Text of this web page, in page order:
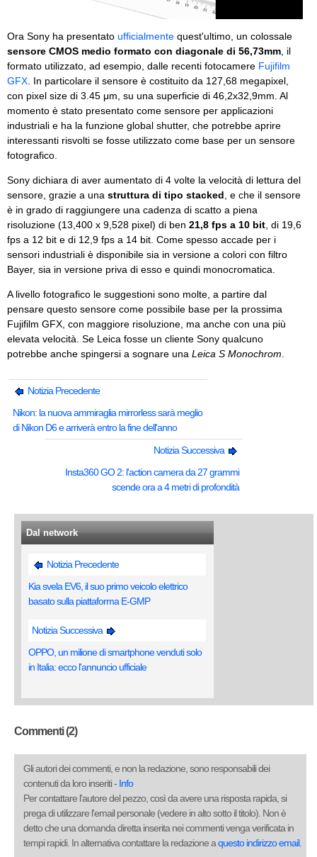
Ora Sony ha presentato ufficialmente quest'ultimo, un colossale
sensore CMOS medio formato con diagonale di 56,73mm , il
formato utilizzato, ad esempio, dalle recenti fotocamere Fujifilm
GFX . In particolare il sensore è costituito da 127,68 megapixel,
con pixel size di 3.45 μm, su una superficie di 46,2x32,9mm. Al
momento è stato presentato come sensore per applicazioni
industriali e ha la funzione global shutter, che potrebbe aprire
interessanti risvolti se fosse utilizzato come base per un sensore
fotografico.
Sony dichiara di aver aumentato di 4 volte la velocità di lettura del
sensore, grazie a una struttura di tipo stacked , e che il sensore
è in grado di raggiungere una cadenza di scatto a piena
risoluzione (13,400 x 9,528 pixel) di ben 21,8 fps a 10 bit , di 19,6
fps a 12 bit e di 12,9 fps a 14 bit. Come spesso accade per i
sensori industriali è disponibile sia in versione a colori con filtro
Bayer, sia in versione priva di esso e quindi monocromatica.
A livello fotografico le suggestioni sono molte, a partire dal
pensare questo sensore come possibile base per la prossima
Fujifilm GFX, con maggiore risoluzione, ma anche con una più
elevata velocità. Se Leica fosse un cliente Sony qualcuno
potrebbe anche spingersi a sognare una Leica S Monochrom
Notizia Precedente
Nikon: la nuova ammiraglia mirrorless sarà meglio
di Nikon D6 e arriverà entro la fine dell'anno
Notizia Successiva
Insta360 GO 2: l'action camera da 27 grammi
scende ora a 4 metri di profondità
Dal network
Notizia Precedente
Kia svela EV6, il suo primo veicolo elettrico
basato sulla piattaforma E-GMP
Notizia Successiva
OPPO, un milione di smartphone venduti solo
in Italia: ecco l'annuncio ufficiale
Commenti (2)
Gli autori dei commenti, e non la redazione, sono responsabili dei
contenuti da loro inseriti - Info
Per contattare l'autore del pezzo, così da avere una risposta rapida, si
prega di utilizzare l'email personale (vedere in alto sotto il titolo). Non è
detto che una domanda diretta inserita nei commenti venga verificata in
tempi rapidi. In alternativa contattare la redazione aquesto indirizzo email.